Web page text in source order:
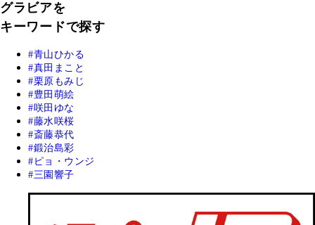
グラビアを
キーワードで探す
青山ひかる
真田まこと
栗原もみじ
豊田萌絵
咲田ゆな
藤水咲桜
斎藤恭代
鍛治島彩
ピョ・ウンジ
三園響子